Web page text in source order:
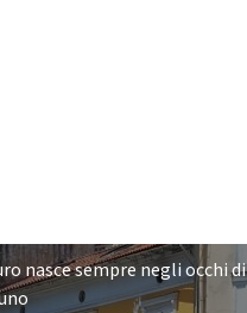
nasce sempre negli occhi di